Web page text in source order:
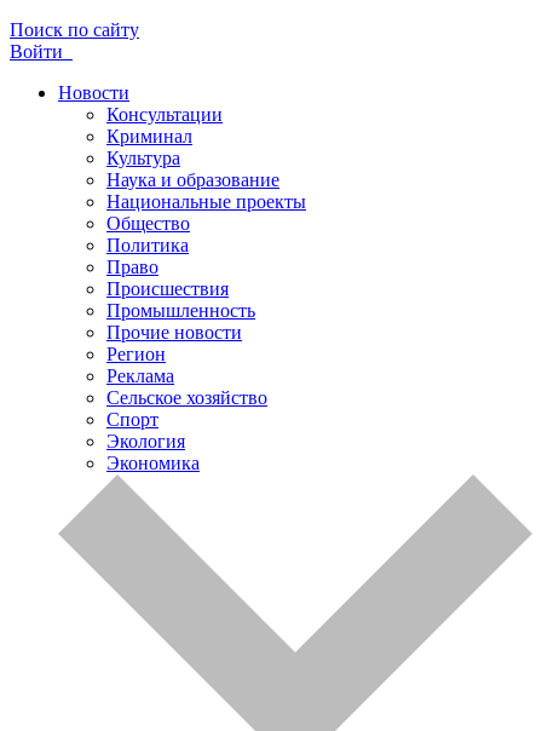
Поиск по сайту
Войти
Новости
Консультации
Криминал
Культура
Наука и образование
Национальные проекты
Общество
Политика
Право
Происшествия
Промышленность
Прочие новости
Регион
Реклама
Сельское хозяйство
Спорт
Экология
Экономика